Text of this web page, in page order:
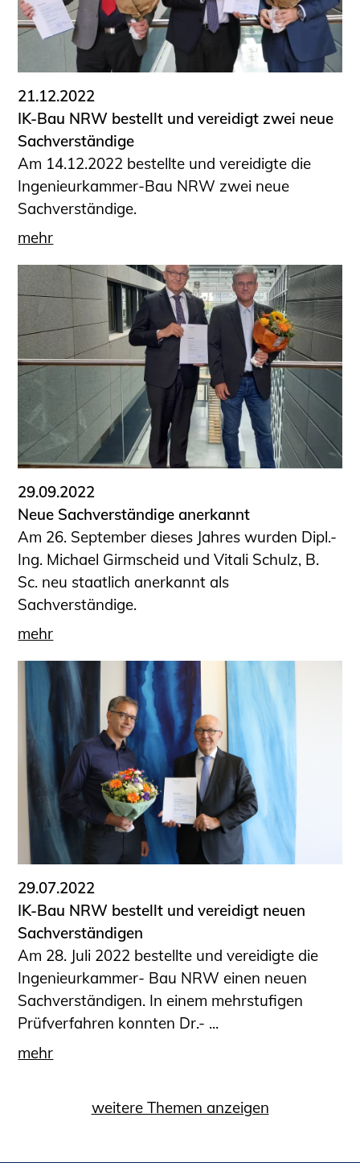
21.12.2022
IK-Bau NRW bestellt und vereidigt zwei neue
Sachverständige
Am 14.12.2022 bestellte und vereidigte die
Ingenieurkammer-Bau NRW zwei neue
Sachverständige.
mehr
29.09.2022
Neue Sachverständige anerkannt
Am 26. September dieses Jahres wurden Dipl.-
Ing. Michael Girmscheid und Vitali Schulz, B.
Sc. neu staatlich anerkannt als
Sachverständige.
mehr
29.07.2022
IK-Bau NRW bestellt und vereidigt neuen
Sachverständigen
Am 28. Juli 2022 bestellte und vereidigte die
Ingenieurkammer- Bau NRW einen neuen
Sachverständigen. In einem mehrstufigen
Prüfverfahren konnten Dr.- ...
mehr
weitere Themen anzeigen